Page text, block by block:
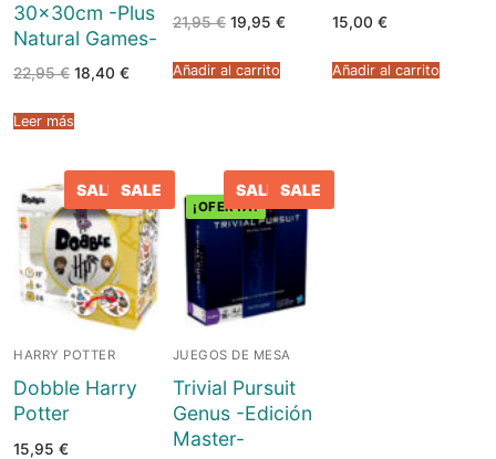
30x30cm -Plus
Natural Games-
22,95€ El
precio
era:
22,95 €.
18,40 €El
Leer más
21,95€ El
precio
era:
21,95 €.
19,95 €El
19,95 €.
Añadir al carrito
15,00 €
Añadir al carrito
HARRY POTTER
SALE SALE
Dobble Harry
Potter
15,95 €
¡OFERTA!
JUEGOS DE MESA
SALE SALE
Trivial Pursuit
Genus -Edición
Master-